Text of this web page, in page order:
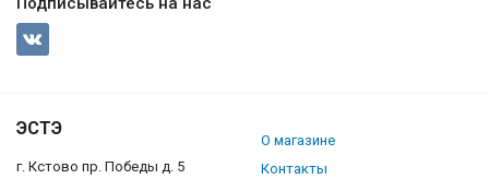
ЭСТЭ
г. Кстово пр. Победы д. 5
О магазине
Контакты